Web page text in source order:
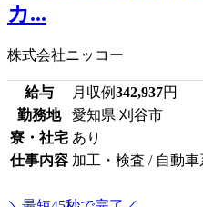
カ...
株式会社ニッコー
給与 月収例342,937円
勤務地
愛知県 刈谷市
寮・社宅 あり
仕事内容 加工・検査 / 自動車